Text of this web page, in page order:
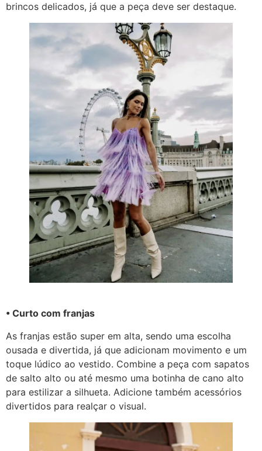
brincos delicados, já que a peça deve ser destaque.
• Curto com franjas
As franjas estão super em alta, sendo uma escolha
ousada e divertida, já que adicionam movimento e um
toque lúdico ao vestido. Combine a peça com sapatos
de salto alto ou até mesmo uma botinha de cano alto
para estilizar a silhueta. Adicione também acessórios
divertidos para realçar o visual.